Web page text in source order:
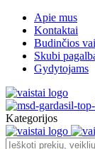
Apie mus
Kontaktai
Budinčios
Skubi
Gydytojams
Kategorijos